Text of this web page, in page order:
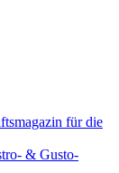
für die
& Gusto-